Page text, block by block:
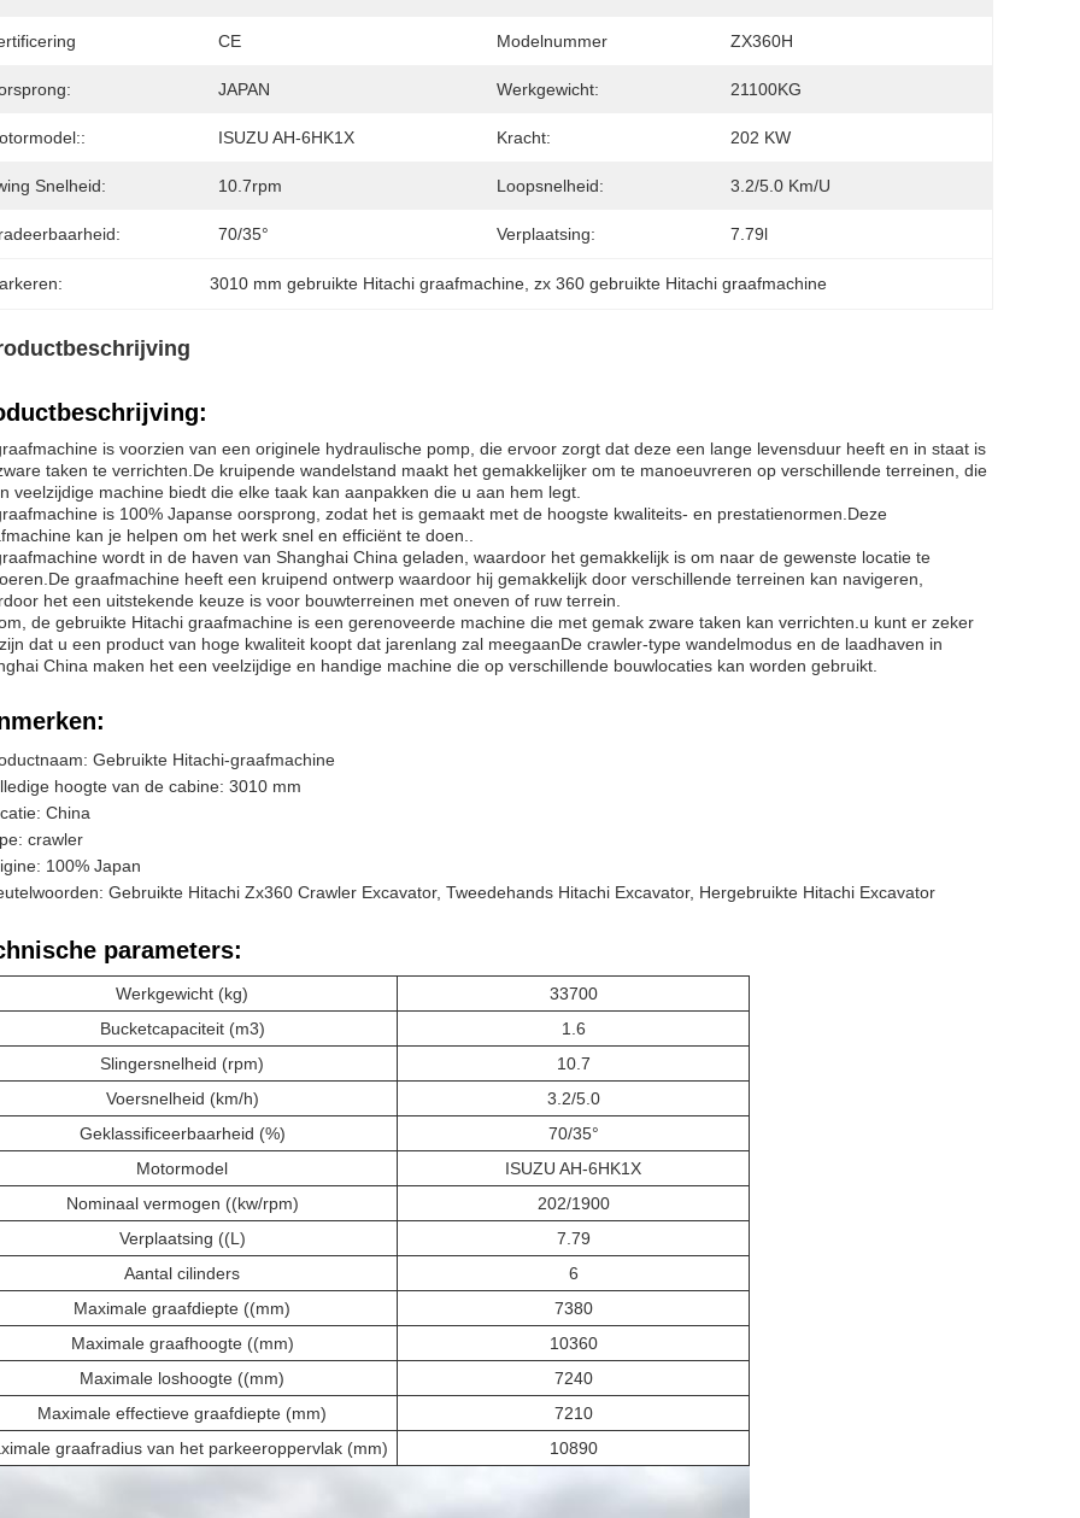
CE Modelnummer ZX360H
JAPAN Werkgewicht: 21100KG
ISUZU AH-6HK1X Kracht: 202 KW
Snelheid: 10.7rpm Loopsnelheid: 3.2/5.0 Km/u
70/35° Verplaatsing: 7.79l
3010 mm gebruikte Hitachi graafmachine , zx 360 gebruikte Hitachi graafmachine
is voorzien van een originele hydraulische pomp, die ervoor zorgt dat deze een lange levensduur heeft en in staat is
taken te verrichten.De kruipende wandelstand maakt het gemakkelijker om te manoeuvreren op verschillende terreinen, die
veelzijdige machine biedt die elke taak kan aanpakken die u aan hem legt.
is 100% Japanse oorsprong, zodat het is gemaakt met de hoogste kwaliteits- en prestatienormen.Deze
kan je helpen om het werk snel en efficiënt te doen..
wordt in de haven van Shanghai China geladen, waardoor het gemakkelijk is om naar de gewenste locatie te
graafmachine heeft een kruipend ontwerp waardoor hij gemakkelijk door verschillende terreinen kan navigeren,
het een uitstekende keuze is voor bouwterreinen met oneven of ruw terrein.
de gebruikte Hitachi graafmachine is een gerenoveerde machine die met gemak zware taken kan verrichten.u kunt er zeker
dat u een product van hoge kwaliteit koopt dat jarenlang zal meegaanDe crawler-type wandelmodus en de laadhaven in
China maken het een veelzijdige en handige machine die op verschillende bouwlocaties kan worden gebruikt.
Gebruikte Hitachi-graafmachine
hoogte van de cabine: 3010 mm
China
crawler
100% Japan
Gebruikte Hitachi Zx360 Crawler Excavator, Tweedehands Hitachi Excavator, Hergebruikte Hitachi Excavator
parameters:
Werkgewicht (kg)
33700
Bucketcapaciteit (m3)
1.6
Slingersnelheid (rpm)
10.7
Voersnelheid (km/h)
3.2/5.0
Geklassificeerbaarheid (%)
70/35°
Motormodel
ISUZU AH-6HK1X
Nominaal vermogen ((kw/rpm)
202/1900
Verplaatsing ((L)
7.79
Aantal cilinders
6
Maximale graafdiepte ((mm)
7380
Maximale graafhoogte ((mm)
10360
Maximale loshoogte ((mm)
7240
Maximale effectieve graafdiepte (mm)
7210
graafradius van het parkeeroppervlak (mm)
10890